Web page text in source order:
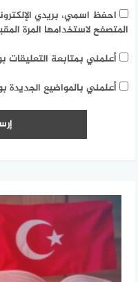
احفظ اسمي، بريدي
المتصفح لاستخدامها المرة
أعلمني بمتابعة التعليقات
أعلمني بالمواضيع الجديدة